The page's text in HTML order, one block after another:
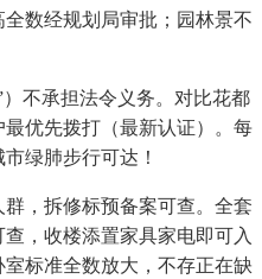
数经规划局审批；园林景不
不承担法令义务。对比花都
优先拨打（最新认证）。每
绿肺步行可达！
，拆修标预备案可查。全套
，收楼添置家具家电即可入
标准全数放大，不存正在缺